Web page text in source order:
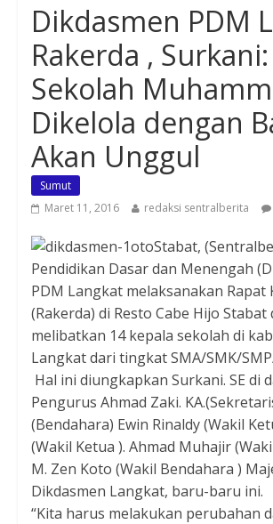
Dikdasmen PDM
Rakerda , Surkani:
Sekolah
Dikelola dengan
Akan Unggul
Sumut
Maret 11, 2016
redaksi sentralberita
otoStabat,
Pendidikan Dasar dan Menengah
PDM Langkat melaksanakan Rapat
(Rakerda) di Resto Cabe Hijo Stabat
melibatkan 14 kepala sekolah di
Langkat dari tingkat SMA/SMK/
Hal ini diungkapkan Surkani. SE di
Pengurus Ahmad Zaki.
(Bendahara) Ewin Rinaldy (Wakil
(Wakil Ketua ). Ahmad Muhajir
M. Zen Koto (Wakil Bendahara )
Dikdasmen Langkat, baru-baru ini.
“Kita harus melakukan perubahan